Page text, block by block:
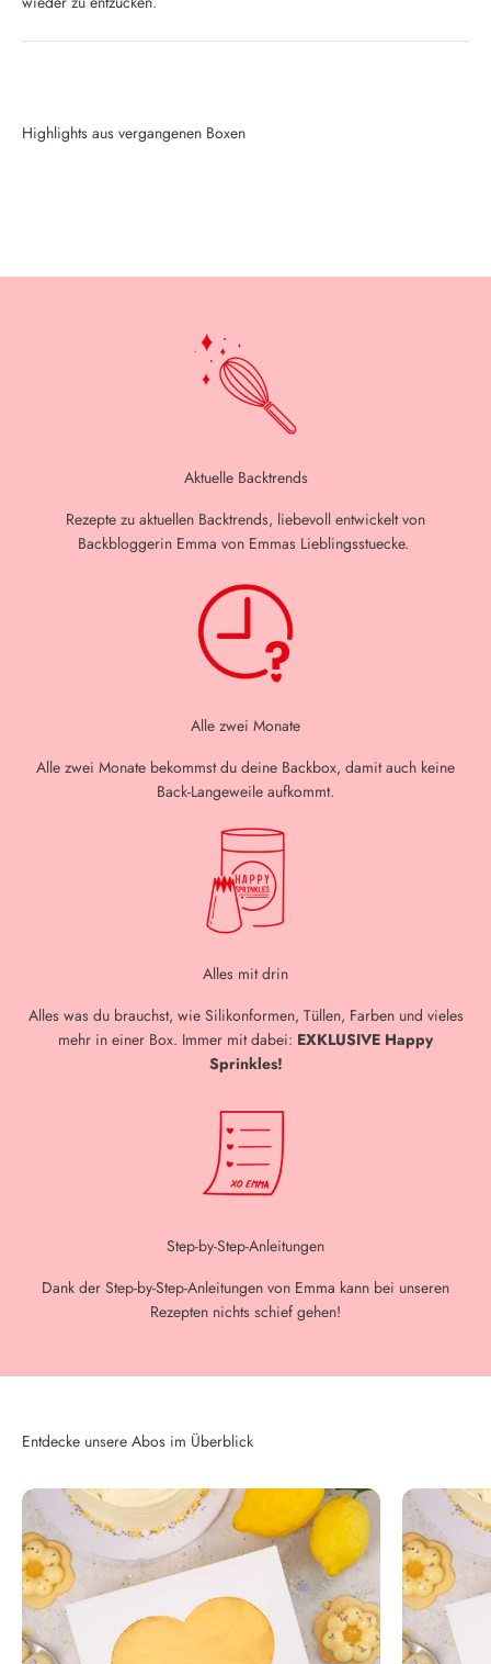
Highlights aus vergangenen Boxen
Aktuelle Backtrends
Rezepte zu aktuellen Backtrends, liebevoll entwickelt von
Backbloggerin Emma von Emmas Lieblingsstuecke.
Alle zwei Monate
Alle zwei Monate bekommst du deine Backbox, damit auch keine
Back-Langeweile aufkommt.
Alles mit drin
Alles was du brauchst, wie Silikonformen, Tüllen, Farben und vieles
mehr in einer Box. Immer mit dabei: EXKLUSIVE Happy
Sprinkles!
Step-by-Step-Anleitungen
Dank der Step-by-Step-Anleitungen von Emma kann bei unseren
Rezepten nichts schief gehen!
Entdecke unsere Abos im Überblick